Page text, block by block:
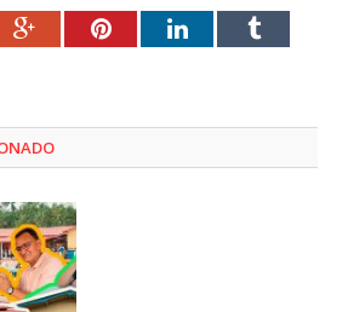
Google+PinterestLinkedInTumblr